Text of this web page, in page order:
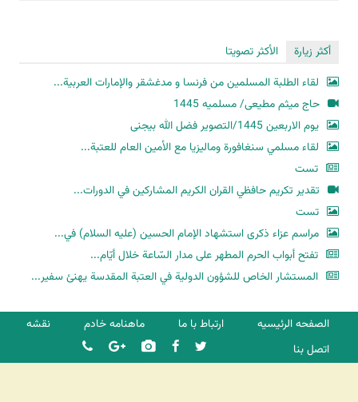
أكثر زيارة
الأكثر تصويتا
لقاء الطلبة المسلمين من فرنسا و مدغشقر والإمارات العربية...
حاج میثم مطیعی/ مسلمیه 1445
یوم الاربعین 1445/التصویر فضل الله بیجنی
لقاء مسلمي سنغافورة وماليزيا مع الأمين العام للعتبة...
تست
تقدير تكريم حافظي القران الكريم المشاركين في الدورات...
تست
مراسم عزاء ذكرى استشهاد الإمام الحسين (عليه السلام) في...
تفتح أبواب الحرم المطهر على مدار السّاعة خلال أيّام...
المستشار الخاص للشؤون الدولية في العتبة المقدسة يهنئ سفير...
الصفحه الرئیسیه ارتباط با ما ماهنامه خادم
نقشه
اتصل بنا